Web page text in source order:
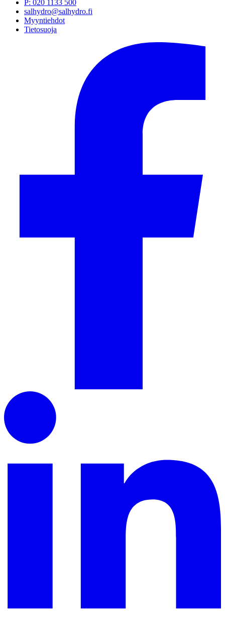
P: 020 1133 500
salhydro@salhydro.fi
Myyntiehdot
Tietosuoja